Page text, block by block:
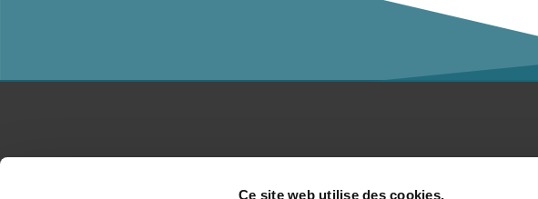
Ce site web utilise des cookies.